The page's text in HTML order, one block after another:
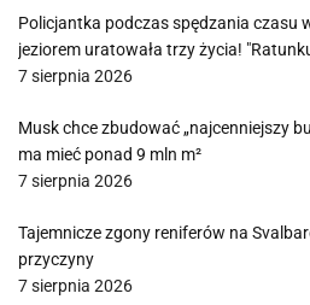
Policjantka podczas spędzania czasu
jeziorem uratowała trzy życia!
7 sierpnia 2026
Musk chce zbudować „najcenniejszy
ma mieć ponad 9 mln m²
7 sierpnia 2026
Tajemnicze zgony reniferów na
przyczyny
7 sierpnia 2026